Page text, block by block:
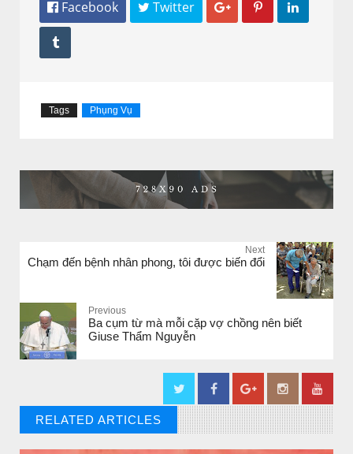
 Facebook  Twitter   

Tags Phụng Vụ
Next
Chạm đến bệnh nhân phong, tôi được biến đổi
Previous
Ba cụm từ mà mỗi cặp vợ chồng nên biết
Giuse Thẩm Nguyễn
RELATED ARTICLES
// THAT'S WHAT YOU MIGHT BE LOOKING FOR